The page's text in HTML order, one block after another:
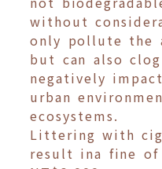
without
only pollute the
but can also
negatively
urban
ecosystems.
Littering with
result ina fine of